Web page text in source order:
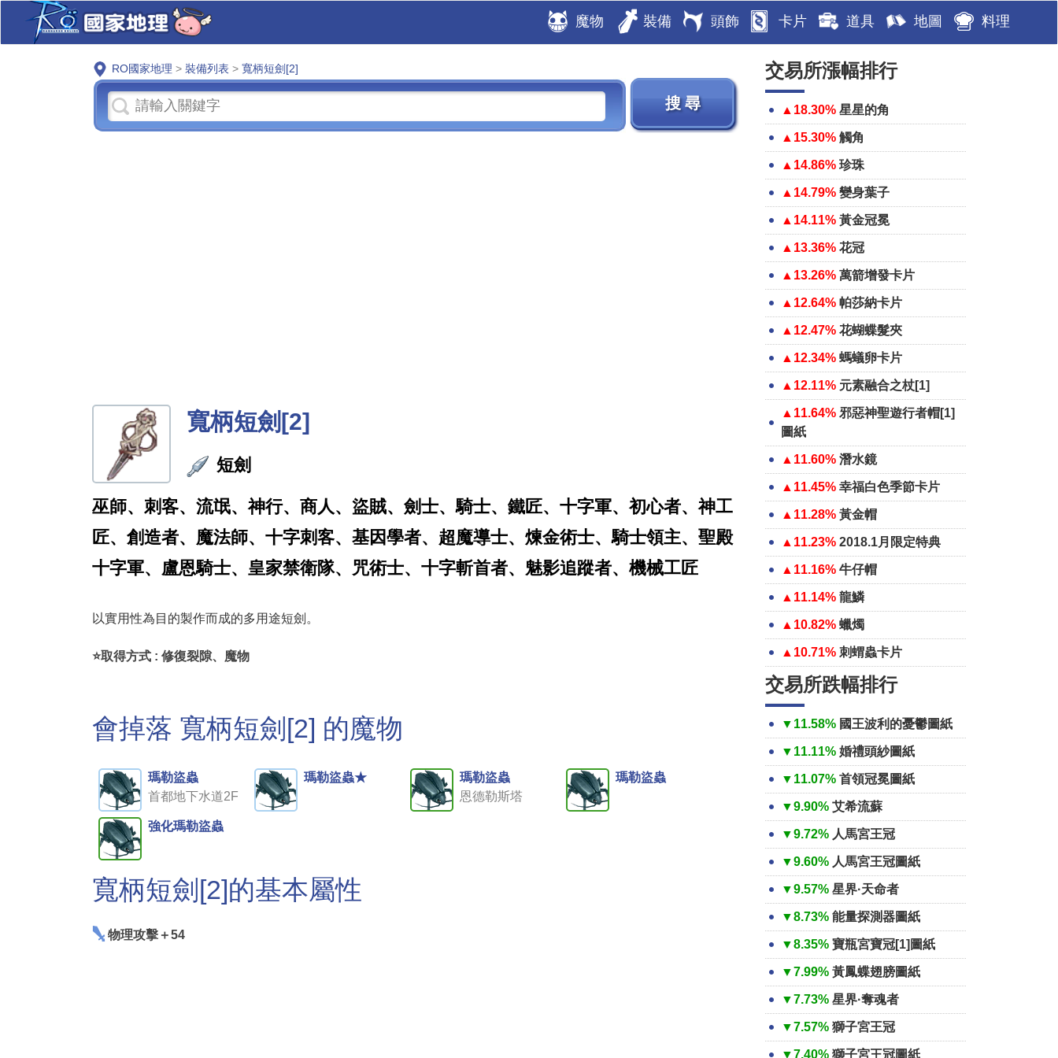
魔物 裝備 頭飾 卡片 道具 地圖 料理
RO國家地理 > 裝備列表 > 寬柄短劍[2]
寬柄短劍[2]
短劍
巫師、刺客、流氓、神行、商人、盜賊、劍士、騎士、鐵匠、十字軍、初心者、神工
匠、創造者、魔法師、十字刺客、基因學者、超魔導士、煉金術士、騎士領主、聖殿
十字軍、盧恩騎士、皇家禁衛隊、咒術士、十字斬首者、魅影追蹤者、機械工匠
以實用性為目的製作而成的多用途短劍。
⭐取得方式 : 修復裂隙、魔物
會掉落 寬柄短劍[2] 的魔物
瑪勒盜蟲
首都地下水道2F
瑪勒盜蟲★
瑪勒盜蟲
恩德勒斯塔
瑪勒盜蟲
強化瑪勒盜蟲
寬柄短劍[2]的基本屬性
物理攻擊＋54
交易所漲幅排行
▲18.30% 星星的角
▲15.30% 觸角
▲14.86% 珍珠
▲14.79% 變身葉子
▲14.11% 黃金冠冕
▲13.36% 花冠
▲13.26% 萬箭增發卡片
▲12.64% 帕莎納卡片
▲12.47% 花蝴蝶髮夾
▲12.34% 螞蟻卵卡片
▲12.11% 元素融合之杖[1]
▲11.64% 邪惡神聖遊行者帽[1]
圖紙
▲11.60% 潛水鏡
▲11.45% 幸福白色季節卡片
▲11.28% 黃金帽
▲11.23% 2018.1月限定特典
▲11.16% 牛仔帽
▲11.14% 龍鱗
▲10.82% 蠟燭
▲10.71% 刺蝟蟲卡片
交易所跌幅排行
▼11.58% 國王波利的憂鬱圖紙
▼11.11% 婚禮頭紗圖紙
▼11.07% 首領冠冕圖紙
▼9.90% 艾希流蘇
▼9.72% 人馬宮王冠
▼9.60% 人馬宮王冠圖紙
▼9.57% 星界·天命者
▼8.73% 能量探測器圖紙
▼8.35% 寶瓶宮寶冠[1]圖紙
▼7.99% 黃鳳蝶翅膀圖紙
▼7.73% 星界·奪魂者
▼7.57% 獅子宮王冠
▼7.40% 獅子宮王冠圖紙